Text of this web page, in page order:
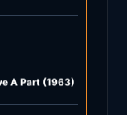
A Part (1963)